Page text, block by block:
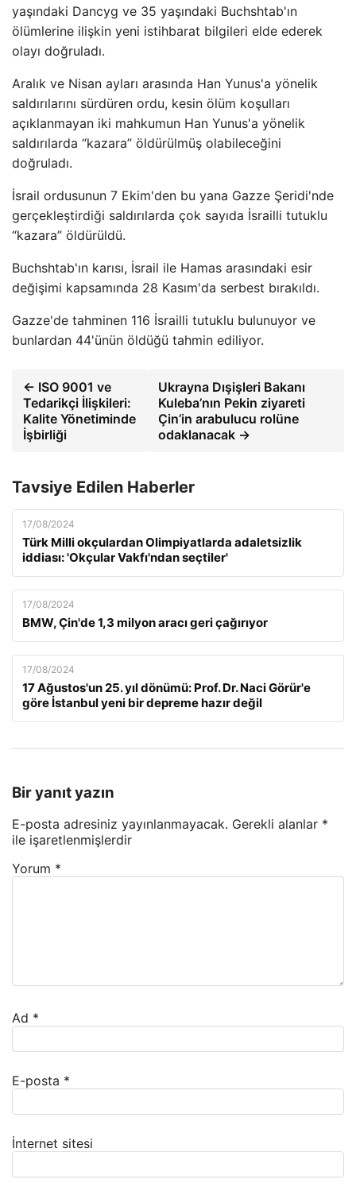
yaşındaki Dancyg ve 35 yaşındaki Buchshtab'ın
ölümlerine ilişkin yeni istihbarat bilgileri elde ederek
olayı doğruladı.
Aralık ve Nisan ayları arasında Han Yunus'a yönelik
saldırılarını sürdüren ordu, kesin ölüm koşulları
açıklanmayan iki mahkumun Han Yunus'a yönelik
saldırılarda “kazara” öldürülmüş olabileceğini
doğruladı.
İsrail ordusunun 7 Ekim'den bu yana Gazze Şeridi'nde
gerçekleştirdiği saldırılarda çok sayıda İsrailli tutuklu
“kazara” öldürüldü.
Buchshtab'ın karısı, İsrail ile Hamas arasındaki esir
değişimi kapsamında 28 Kasım'da serbest bırakıldı.
Gazze'de tahminen 116 İsrailli tutuklu bulunuyor ve
bunlardan 44'ünün öldüğü tahmin ediliyor.
← ISO 9001 ve
Tedarikçi İlişkileri:
Kalite Yönetiminde
İşbirliği
Ukrayna Dışişleri Bakanı
Kuleba’nın Pekin ziyareti
Çin’in arabulucu rolüne
odaklanacak →
Tavsiye Edilen Haberler
17/08/2024
Türk Milli okçulardan Olimpiyatlarda adaletsizlik
iddiası: 'Okçular Vakfı'ndan seçtiler'
17/08/2024
BMW, Çin'de 1,3 milyon aracı geri çağırıyor
17/08/2024
17 Ağustos'un 25. yıl dönümü: Prof. Dr. Naci Görür'e
göre İstanbul yeni bir depreme hazır değil
Bir yanıt yazın
E-posta adresiniz yayınlanmayacak. Gerekli alanlar *
ile işaretlenmişlerdir
Yorum *
Ad *
E-posta *
İnternet sitesi